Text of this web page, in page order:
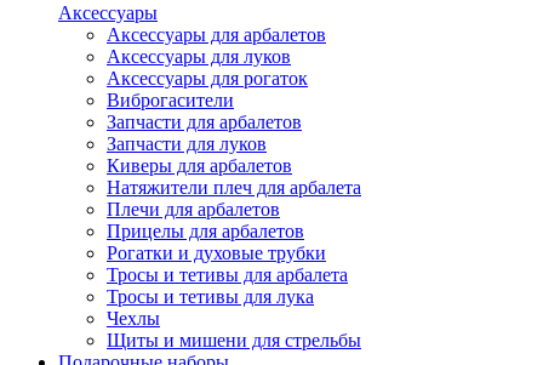
Аксессуары
Аксессуары для арбалетов
Аксессуары для луков
Аксессуары для рогаток
Виброгасители
Запчасти для арбалетов
Запчасти для луков
Киверы для арбалетов
Натяжители плеч для арбалета
Плечи для арбалетов
Прицелы для арбалетов
Рогатки и духовые трубки
Тросы и тетивы для арбалета
Тросы и тетивы для лука
Чехлы
Щиты и мишени для стрельбы